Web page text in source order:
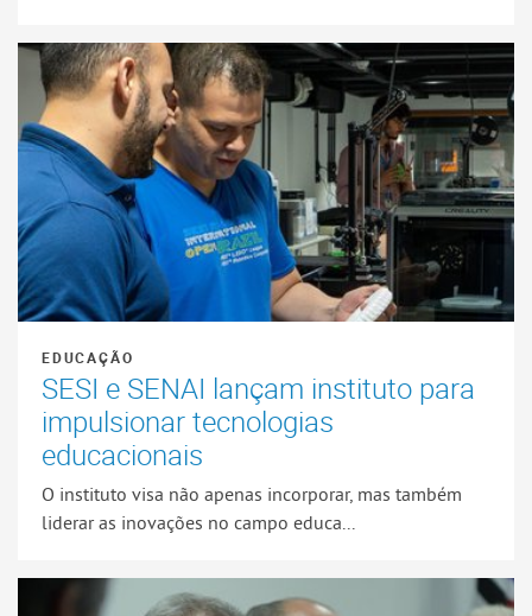
EDUCAÇÃO
SESI e SENAI lançam instituto para
impulsionar tecnologias
educacionais
O instituto visa não apenas incorporar, mas também
liderar as inovações no campo educa...